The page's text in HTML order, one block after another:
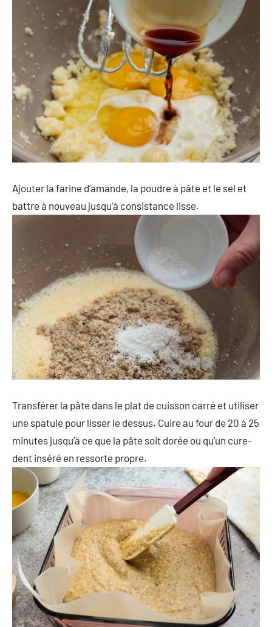
Ajouter la farine d’amande, la poudre à pâte et le sel et
battre à nouveau jusqu’à consistance lisse.
Transférer la pâte dans le plat de cuisson carré et utiliser
une spatule pour lisser le dessus. Cuire au four de 20 à 25
minutes jusqu’à ce que la pâte soit dorée ou qu’un cure-
dent inséré en ressorte propre.